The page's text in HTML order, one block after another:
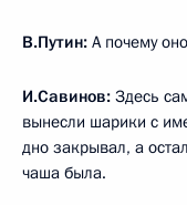
В.Путин: А почему
И.Савинов: Здесь
вынесли шарики с
дно закрывал, а
чаша была.